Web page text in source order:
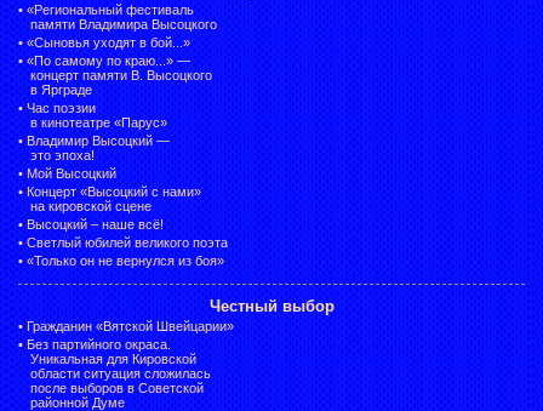
• «Региональный фестиваль
памяти Владимира Высоцкого
• «Сыновья уходят в бой...»
• «По самому по краю...» —
концерт памяти В. Высоцкого
в Ярграде
• Час поэзии
в кинотеатре «Парус»
• Владимир Высоцкий —
это эпоха!
• Мой Высоцкий
• Концерт «Высоцкий с нами»
на кировской сцене
• Высоцкий – наше всё!
• Светлый юбилей великого поэта
• «Только он не вернулся из боя»
Честный выбор
• Гражданин «Вятской Швейцарии»
• Без партийного окраса.
Уникальная для Кировской
области ситуация сложилась
после выборов в Советской
районной Думе